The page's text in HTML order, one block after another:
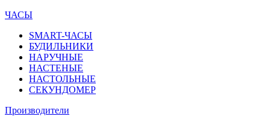
ЧАСЫ
SMART-ЧАСЫ
БУДИЛЬНИКИ
НАРУЧНЫЕ
НАСТЕНЫЕ
НАСТОЛЬНЫЕ
СЕКУНДОМЕР
Производители